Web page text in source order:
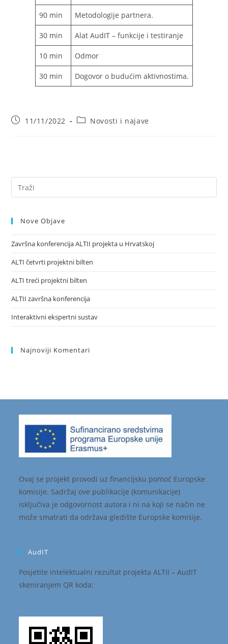
90 min Metodologije partnera.
30 min Alat AudIT – funkcije i testiranje
10 min Odmor
30 min Dogovor o budućim aktivnostima.
Objava11/11/2022
Kategorija
Novosti i najave
Nove Objave
Završna konferencija ALTII projekta u Hrvatskoj
ALTI četvrti projektni bilten
ALTI treći projektni bilten
ALTII završna konferencija
Interaktivni ekspertni sustav
Najnoviji Komentari
Ovaj se projekt provodi uz financijsku pomoć Europske
komisije. Sadržaj ove publikacije (komunikacije)
isključiva je odgovornost autora i ni na koji se način ne
može smatrati da održava gledište Europske komisije.
AudIT
Posjetite intelektualni rezultat projekta ALTII – AudIT
skeniranjem QR koda: